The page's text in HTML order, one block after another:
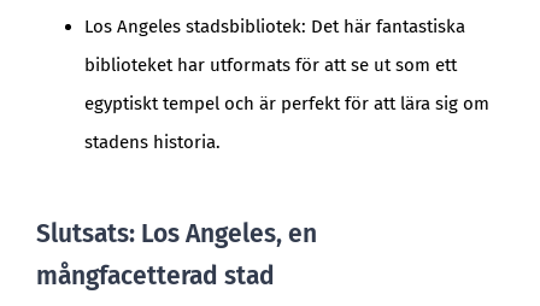
Los Angeles stadsbibliotek: Det här fantastiska
biblioteket har utformats för att se ut som ett
egyptiskt tempel och är perfekt för att lära sig om
stadens historia.
Slutsats: Los Angeles, en
mångfacetterad stad